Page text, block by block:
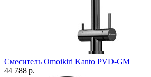
Смеситель Omoikiri Kanto PVD-GM
44 788 р.